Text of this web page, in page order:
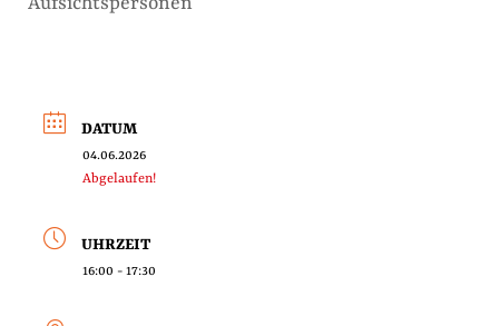
DATUM
04.06.2026
Abgelaufen!
UHRZEIT
16:00 - 17:30